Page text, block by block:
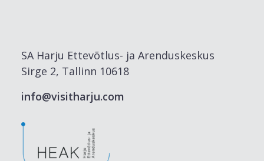
SA Harju Ettevõtlus- ja Arenduskeskus
Sirge 2, Tallinn 10618
info@visitharju.com